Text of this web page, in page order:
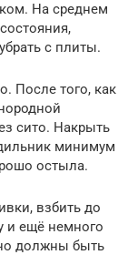
На среднем
с плиты.
После того, как
сито. Накрыть
минимум
остыла.
взбить до
и ещё немного
должны быть